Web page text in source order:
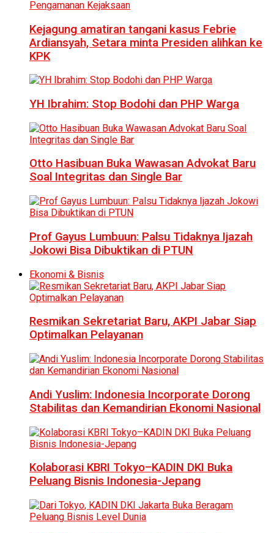
Kejagung amatiran tangani kasus Febrie
Ardiansyah, Setara minta Presiden alihkan ke
KPK
YH Ibrahim: Stop Bodohi dan PHP Warga
Otto Hasibuan Buka Wawasan Advokat Baru
Soal Integritas dan Single Bar
Prof Gayus Lumbuun: Palsu Tidaknya Ijazah
Jokowi Bisa Dibuktikan di PTUN
Ekonomi & Bisnis
Resmikan Sekretariat Baru, AKPI Jabar Siap
Optimalkan Pelayanan
Andi Yuslim: Indonesia Incorporate Dorong
Stabilitas dan Kemandirian Ekonomi Nasional
Kolaborasi KBRI Tokyo–KADIN DKI Buka
Peluang Bisnis Indonesia-Jepang